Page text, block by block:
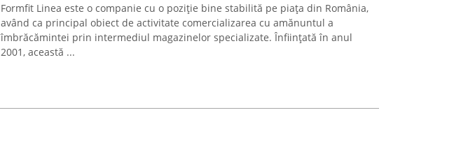
Formfit Linea este o companie cu o poziție bine stabilită pe piața din România,
având ca principal obiect de activitate comercializarea cu amănuntul a
îmbrăcămintei prin intermediul magazinelor specializate. Înființată în anul
2001, această ...